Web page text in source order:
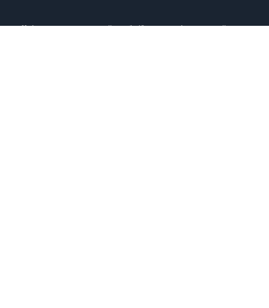
Информация на интернет-сайтеevrika46.ruносит информационный характер и